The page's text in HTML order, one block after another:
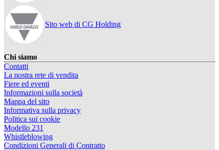
Sito web di CG Holding
Chi siamo
Contatti
La nostra rete di vendita
Fiere ed eventi
Informazioni sulla società
Mappa del sito
Informativa sulla privacy
Politica sui cookie
Modello 231
Whistleblowing
Condizioni Generali di Contratto